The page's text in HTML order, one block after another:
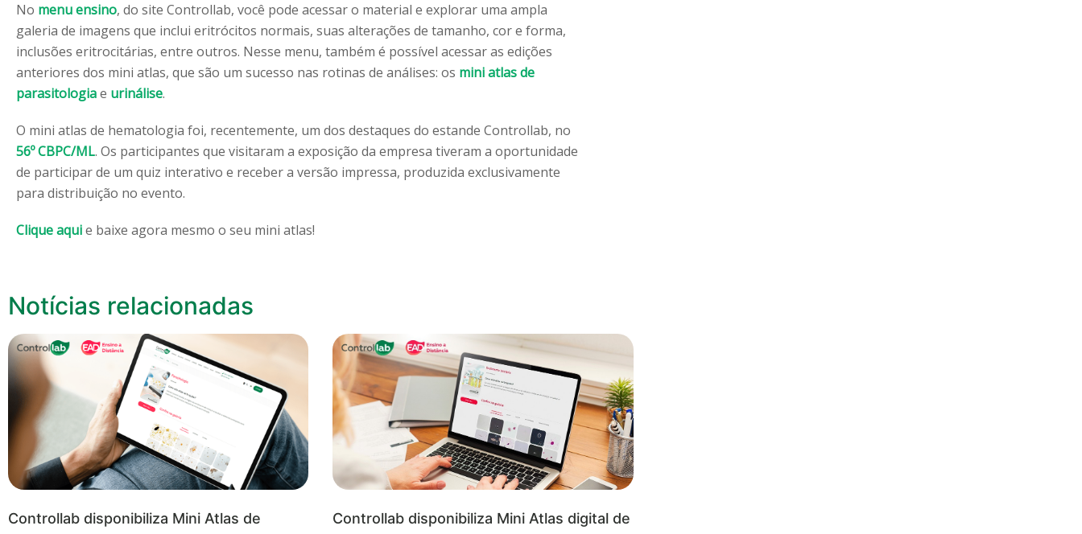
No menu ensino, do site Controllab, você pode acessar o material e explorar uma ampla
galeria de imagens que inclui eritrócitos normais, suas alterações de tamanho, cor e forma,
inclusões eritrocitárias, entre outros. Nesse menu, também é possível acessar as edições
anteriores dos mini atlas, que são um sucesso nas rotinas de análises: os mini atlas de
parasitologiae urinálise.
O mini atlas de hematologia foi, recentemente, um dos destaques do estande Controllab, no
56º CBPC/ML. Os participantes que visitaram a exposição da empresa tiveram a oportunidade
de participar de um quiz interativo e receber a versão impressa, produzida exclusivamente
para distribuição no evento.
Clique aquie baixe agora mesmo o seu mini atlas!
Notícias relacionadas
Controllab disponibiliza Mini Atlas de
Controllab disponibiliza Mini Atlas digital de